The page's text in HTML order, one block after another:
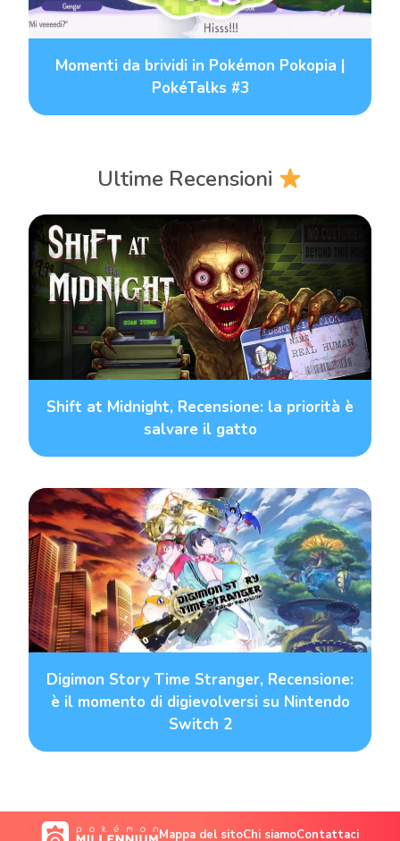
Momenti da brividi in Pokémon Pokopia |
PokéTalks #3
Ultime Recensioni
Shift at Midnight, Recensione: la priorità è
salvare il gatto
Digimon Story Time Stranger, Recensione:
è il momento di digievolversi su Nintendo
Switch 2
Mappa del sitoChi siamoContattaci